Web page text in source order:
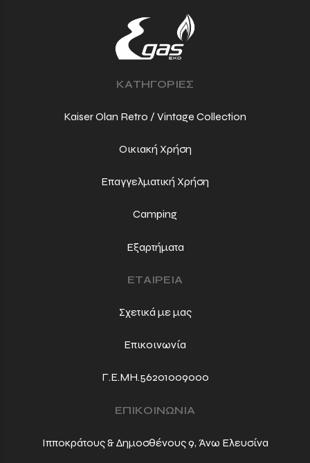
ΚΑΤΗΓΟΡΙΕΣ
Kaiser Olan Retro / Vintage Collection
Οικιακή Χρήση
Επαγγελματική Χρήση
Camping
Εξαρτήματα
ΕΤΑΙΡΕΙΑ
Σχετικά με μας
Επικοινωνία
Γ.Ε.ΜΗ.56201009000
ΕΠΙΚΟΙΝΩΝΙΑ
Ιπποκράτους & Δημοσθένους 9, Άνω Ελευσίνα